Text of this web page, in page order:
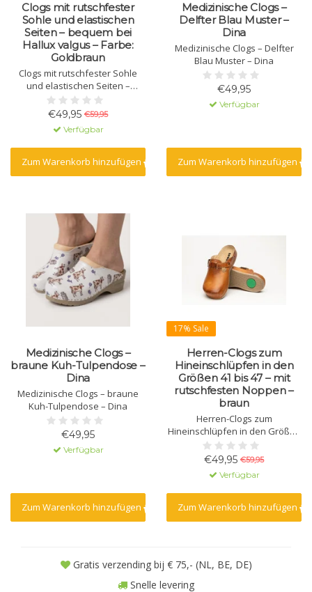
Clogs mit rutschfester
Sohle und elastischen
Seiten – bequem bei
Hallux valgus – Farbe:
Goldbraun
Clogs mit rutschfester Sohle
und elastischen Seiten –
bequem bei Hallux valgus –
Farbe: Goldbraun
€49,95 €59,95
Verfügbar
Zum Warenkorb hinzufügen
Medizinische Clogs –
Delfter Blau Muster –
Dina
Medizinische Clogs – Delfter
Blau Muster – Dina
€49,95
Verfügbar
Zum Warenkorb hinzufügen
Medizinische Clogs –
braune Kuh-Tulpendose –
Dina
Medizinische Clogs – braune
Kuh-Tulpendose – Dina
€49,95
Verfügbar
Zum Warenkorb hinzufügen
17% Sale
Herren-Clogs zum
Hineinschlüpfen in den
Größen 41 bis 47 – mit
rutschfesten Noppen –
braun
Herren-Clogs zum
Hineinschlüpfen in den Größen
41 bis 47 – mit rutschfesten
Noppen – braun
€49,95 €59,95
Verfügbar
Zum Warenkorb hinzufügen
Gratis verzending bij € 75,- (NL, BE, DE)
Snelle levering